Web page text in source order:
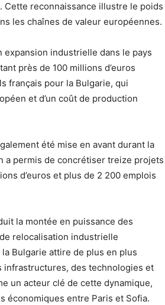
. Cette reconnaissance illustre le poids
les chaînes de valeur européennes.
expansion industrielle dans le pays
près de 100 millions d’euros
français pour la Bulgarie, qui
et d’un coût de production
été mise en avant durant la
a permis de concrétiser treize projets
d’euros et plus de 2 200 emplois
la montée en puissance des
relocalisation industrielle
Bulgarie attire de plus en plus
infrastructures, des technologies et
un acteur clé de cette dynamique,
économiques entre Paris et Sofia.